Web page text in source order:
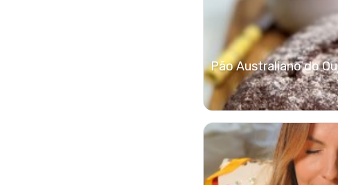
Pão Australiano do